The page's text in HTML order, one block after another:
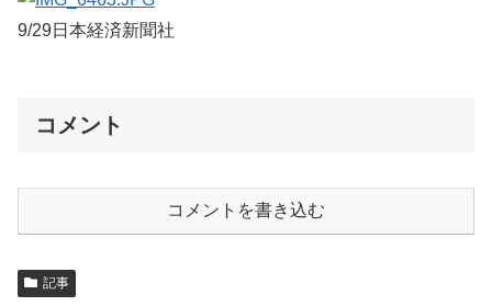
9/29日本経済新聞社
コメント
コメントを書き込む
記事